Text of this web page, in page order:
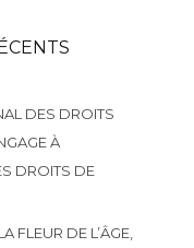
DES DROITS
À
DROITS DE
FLEUR DE L’ÂGE,